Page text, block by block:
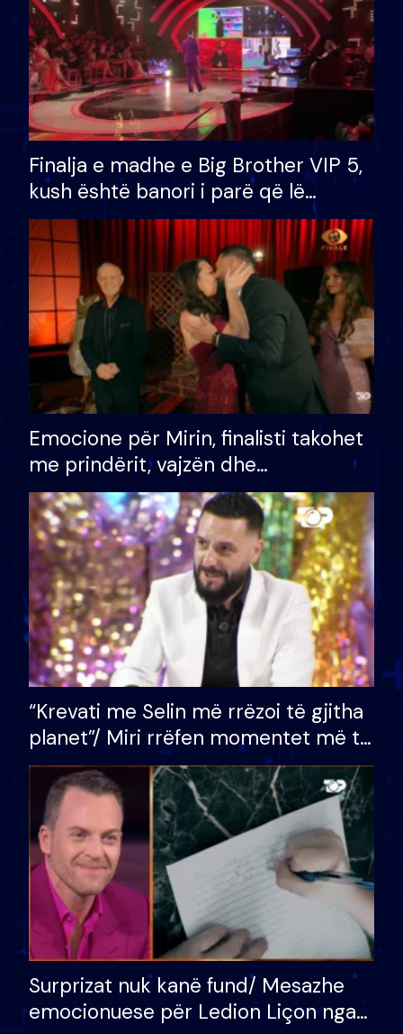
Finalja e madhe e Big Brother VIP 5,
kush është banori i parë që lë
shtëpinë dhe humb mundësinë për
të fituar çmimin e madh
Emocione për Mirin, finalisti takohet
me prindërit, vajzën dhe
bashkëshorten: S’kemi ndonjë letër
divorci apo jo?
“Krevati me Selin më rrëzoi të gjitha
planet”/ Miri rrëfen momentet më të
bukura në shtëpinë e BB VIP: Do më
mungojë zilja e mëngjesit kur…
Surprizat nuk kanë fund/ Mesazhe
emocionuese për Ledion Liçon nga